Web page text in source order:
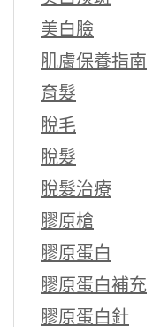
美白臉
肌膚保養指南
育髮
脫毛
脫髮
脫髮治療
膠原槍
膠原蛋白
膠原蛋白補充
膠原蛋白針